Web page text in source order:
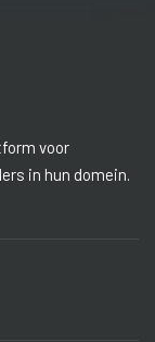
voor
in hun domein.